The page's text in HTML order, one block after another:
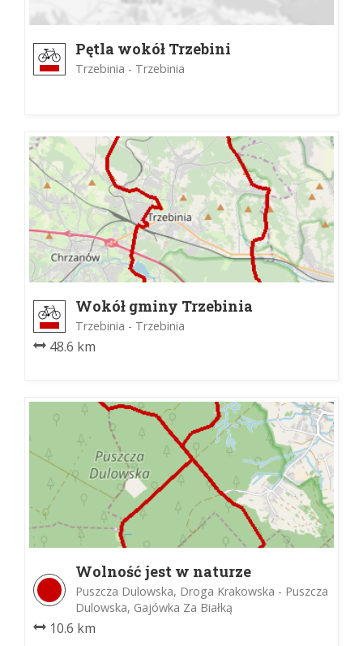
Pętla wokół Trzebini
Trzebinia - Trzebinia
Wokół gminy Trzebinia
Trzebinia - Trzebinia
48.6 km
Wolność jest w naturze
Puszcza Dulowska, Droga Krakowska - Puszcza
Dulowska, Gajówka Za Białką
10.6 km